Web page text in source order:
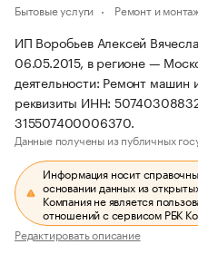
Бытовые услуги Ремонт и
ИП Воробьев Алексей
06.05.2015, в регионе —
деятельности: Ремонт
реквизиты ИНН:
315507400006370.
Данные получены из публичных
Информация носит
основании данных из
Компания не является
отношений с сервисом РБК
Редактировать описание